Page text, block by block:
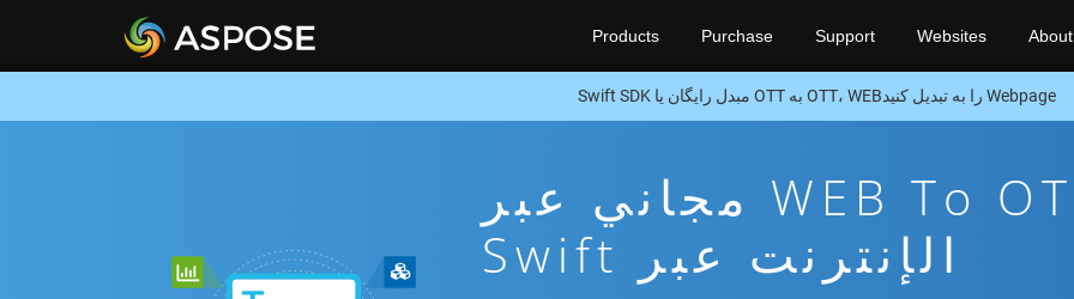
Products Purchase Support Websites About
Webpage را به تبدیل کنیدOTT، WEB به OTT مبدل رایگان یا Swift SDK
تطبيق تحويل WEB To OTT مجاني عبر
الإنترنت عبر Swift